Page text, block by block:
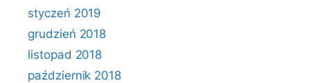
styczeń 2019
grudzień 2018
listopad 2018
październik 2018